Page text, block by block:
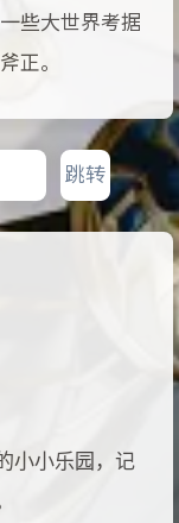
些大世界考据
正。
跳转
小小乐园，记